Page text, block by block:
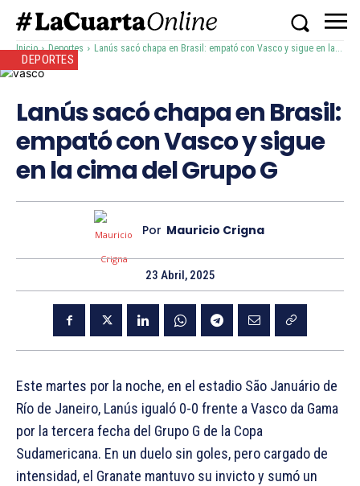
Inicio Deportes Lanús sacó chapa en Brasil: empató con Vasco y sigue en la...
DEPORTES
Lanús sacó chapa en Brasil:
empató con Vasco y sigue
en la cima del Grupo G
Por Mauricio Crigna
23 Abril, 2025
Este martes por la noche, en el estadio São Januário de
Río de Janeiro, Lanús igualó 0-0 frente a Vasco da Gama
por la tercera fecha del Grupo G de la Copa
Sudamericana. En un duelo sin goles, pero cargado de
intensidad, el Granate mantuvo su invicto y sumó un